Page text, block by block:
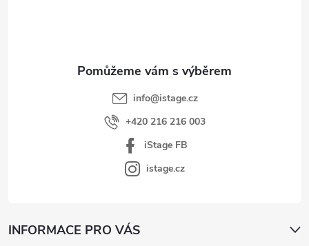
info@istage.cz
+420 216 216 003
iStage FB
istage.cz
INFORMACE PRO VÁS